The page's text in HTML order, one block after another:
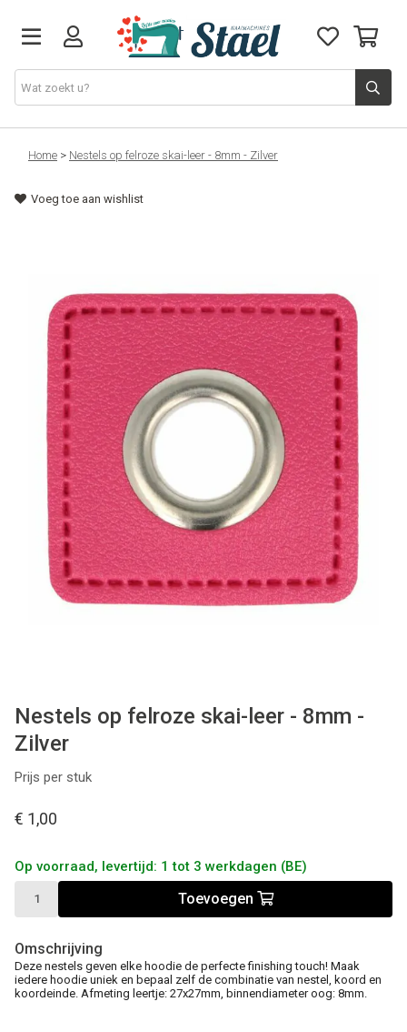
Machines
Accessoires
Stoffen
Naaigerief
Fournituren
Patronen
Breien & Haken
Hobby
Workshops
Home > Nestels op felroze skai-leer - 8mm - Zilver
Voeg toe aan wishlist
Nestels op felroze skai-leer - 8mm -
Zilver
Prijs per stuk
€ 1,00
Op voorraad, levertijd: 1 tot 3 werkdagen (BE)
Toevoegen
Omschrijving
Deze nestels geven elke hoodie de perfecte finishing touch! Maak
iedere hoodie uniek en bepaal zelf de combinatie van nestel, koord en
koordeinde. Afmeting leertje: 27x27mm, binnendiameter oog: 8mm.